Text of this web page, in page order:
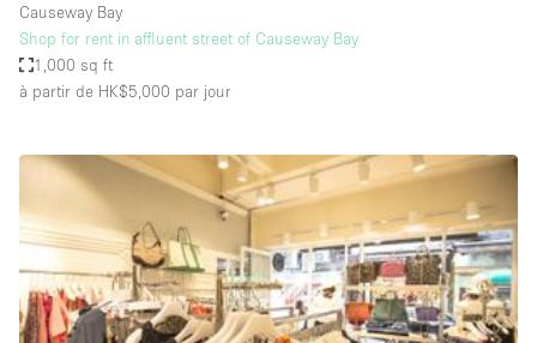
Espace Publicitaire
Espace Événementiel
Kiosque / Stand / Corner
Maison / Villa / Hôtel Particulier
Restaurant / Bar / Café
Rooftop
Causeway Bay
Shop for rent in affluent street of Causeway Bay
1,000 sq ft
à partir de HK$5,000 par jour